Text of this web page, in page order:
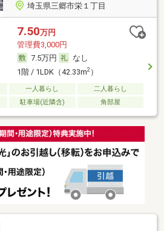
埼玉県三郷市栄１丁目
7.50万円
管理費3,000円
7.5万円
なし
1階 / 1LDK（42.33m2）
一人暮らし
二人暮らし
駐車場(近隣含) 角部屋